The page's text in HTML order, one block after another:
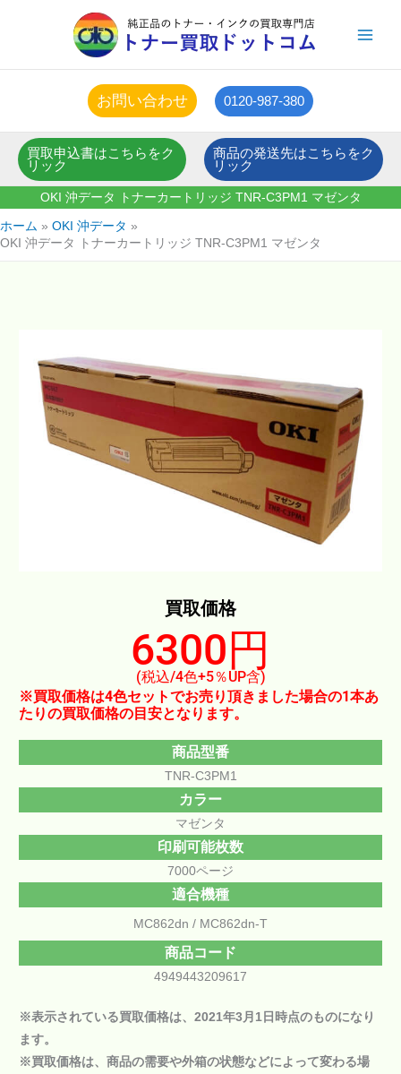
ス
お問い合わせ 0120-987-380
買取申込書はこちらをク
リック
商品の発送先はこちらをク
リック
OKI 沖データ トナーカートリッジ TNR-C3PM1 マゼンタ
ホーム
OKI 沖データ
OKI 沖データ トナーカートリッジ TNR-C3PM1 マゼンタ
買取価格
6300円
(税込/4色+5％UP含)
※買取価格は4色セットでお売り頂きました場合の1本あ
たりの買取価格の目安となります。
商品型番
TNR-C3PM1
カラー
マゼンタ
印刷可能枚数
7000ページ
適合機種
MC862dn MC862dn-T
商品コード
4949443209617
※表示されている買取価格は、2021年3月1日時点のものになり
ます。
※買取価格は、商品の需要や外箱の状態などによって変わる場